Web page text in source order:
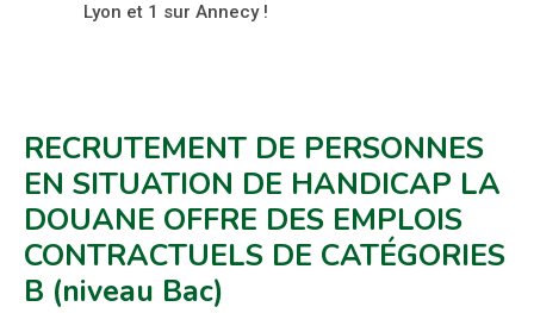
Lyon et 1 sur Annecy !
RECRUTEMENT DE PERSONNES
EN SITUATION DE HANDICAP LA
DOUANE OFFRE DES EMPLOIS
CONTRACTUELS DE CATÉGORIES
B (niveau Bac)